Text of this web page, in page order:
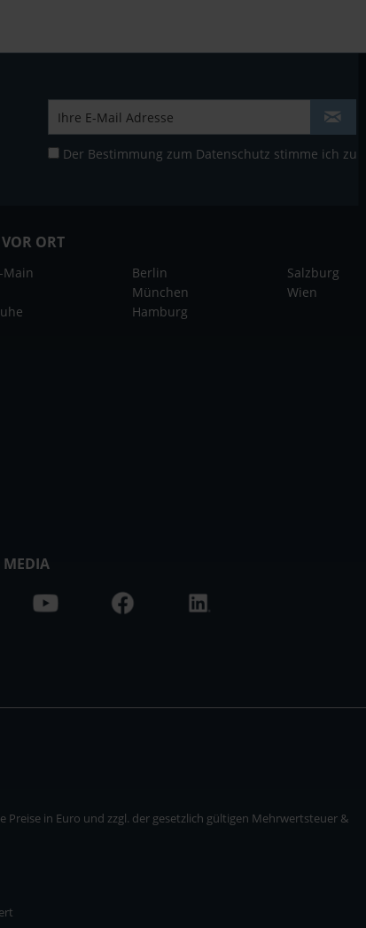
Der Bestimmung zum Datenschutz stimme ich zu
ORT
Main
Berlin
München
Hamburg
Salzburg
Wien
MEDIA
in Euro und zzgl. der gesetzlich gültigen Mehrwertsteuer &